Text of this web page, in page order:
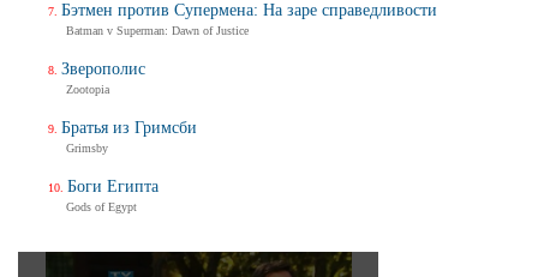
Бэтмен против Супермена: На заре справедливости
Batman v Superman: Dawn of Justice
Зверополис
Zootopia
Братья из Гримсби
Grimsby
Боги Египта
Gods of Egypt